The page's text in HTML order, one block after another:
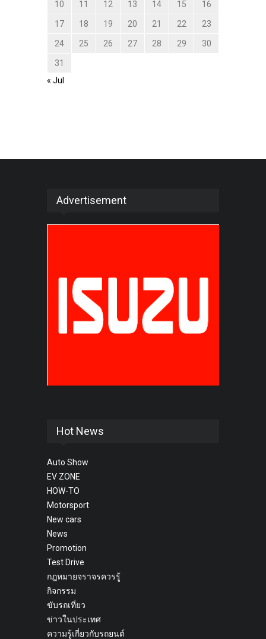
10 11 12 13 14 15 16
17 18 19 20 21 22 23
24 25 26 27 28 29 30
31
« Jul
Advertisement
Hot News
Auto Show
EV ZONE
HOW-TO
Motorsport
New cars
News
Promotion
Test Drive
กฎหมายจราจรควรรู้
กิจกรรม
ขับรถเที่ยว
ข่าวในประเทศ
ความรู้เกี่ยวกับรถยนต์